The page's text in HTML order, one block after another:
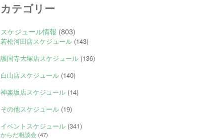
カテゴリー
スケジュール情報 (803)
若松河田店スケジュール (143)
護国寺大塚店スケジュール (136)
白山店スケジュール (140)
神楽坂店スケジュール (14)
その他スケジュール (19)
イベントスケジュール (341)
からだ相談会 (47)